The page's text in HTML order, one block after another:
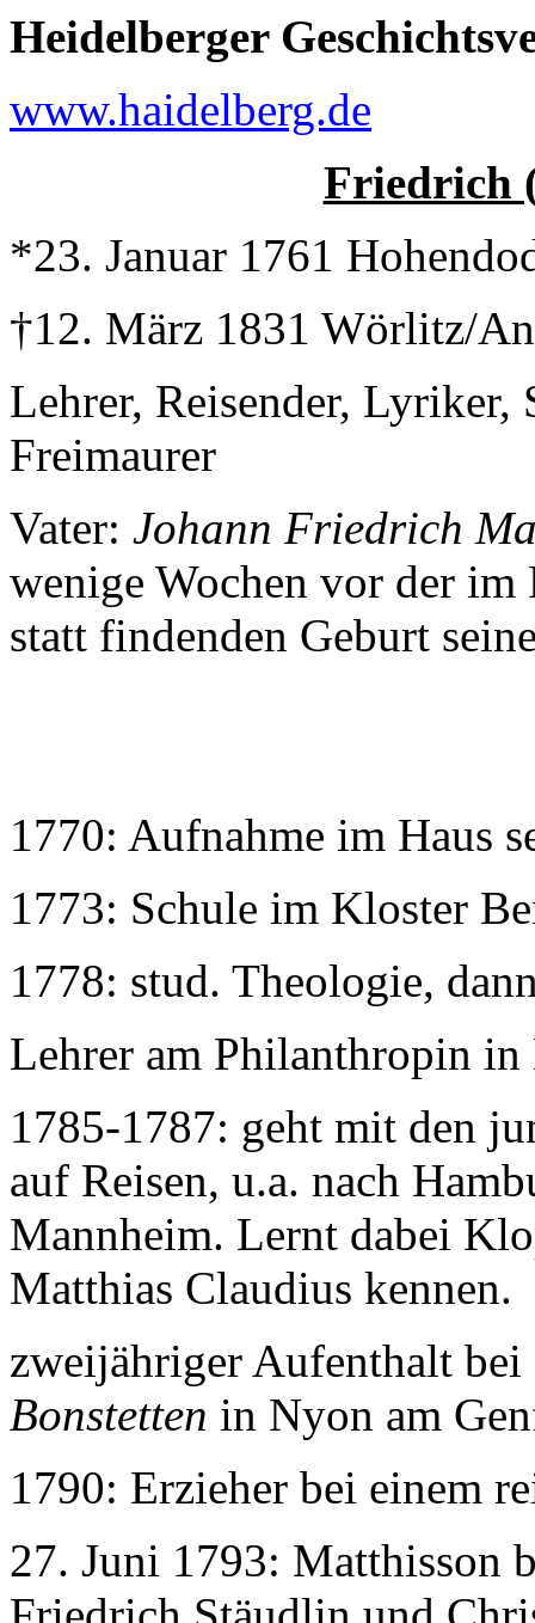
Heidelberger
www.haidelberg.de
Friedrich
*23. Januar 1761
†12. März 1831 Wörlitz/
Lehrer, Reisender,
Freimaurer
Vater: Johann Friedrich
wenige Wochen vor der im
statt findenden Geburt
1770: Aufnahme im Haus
1773: Schule im Kloster
1778: stud. Theologie,
Lehrer am Philanthropin in
1785-1787: geht mit den
auf Reisen, u.a. nach
Mannheim. Lernt dabei
Matthias Claudius kennen.
zweijähriger Aufenthalt
Bonstetten in Nyon am
1790: Erzieher bei einem
27. Juni 1793: Matthisson